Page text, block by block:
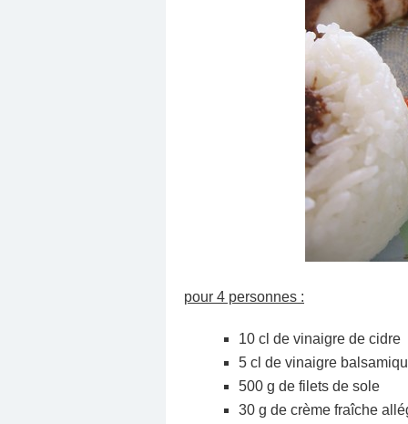
pour 4 personnes :
10 cl de vinaigre de cidre
5 cl de vinaigre
500 g de filets de sole
30 g de crème fraîche